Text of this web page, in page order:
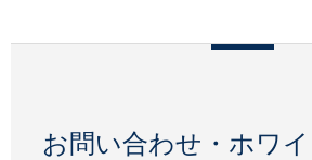
お問い合わせ・ホワ